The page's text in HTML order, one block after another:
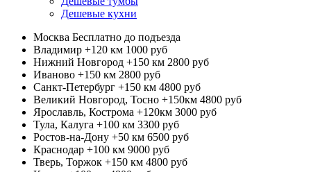
Дешевые кухни
Москва Бесплатно до подъезда
Владимир +120 км 1000 руб
Нижний Новгород +150 км 2800 руб
Иваново +150 км 2800 руб
Санкт-Петербург +150 км 4800 руб
Великий Новгород, Тосно +150км 4800 руб
Ярославль, Кострома +120км 3000 руб
Тула, Калуга +100 км 3300 руб
Ростов-на-Дону +50 км 6500 руб
Краснодар +100 км 9000 руб
Тверь, Торжок +150 км 4800 руб